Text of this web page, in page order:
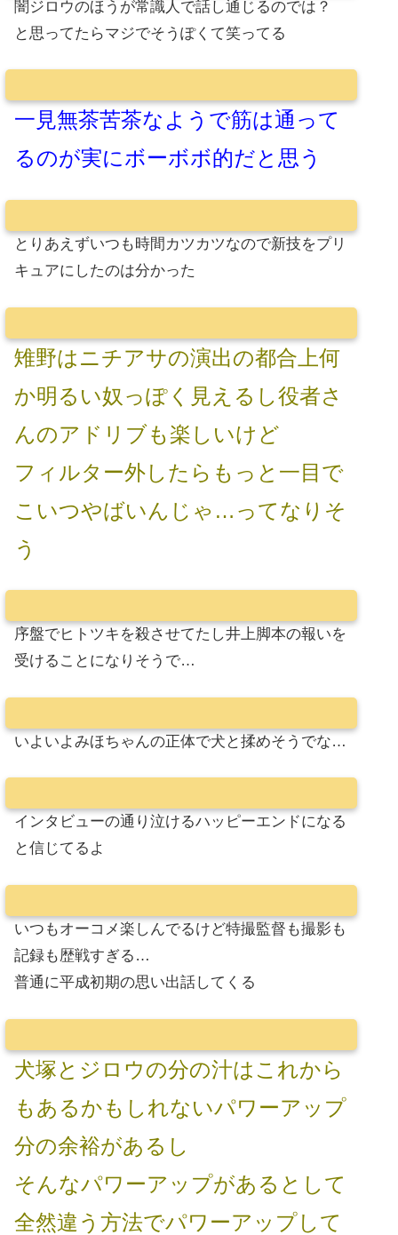
闇ジロウのほうが常識人で話し通じるのでは？
と思ってたらマジでそうぽくて笑ってる
一見無茶苦茶なようで筋は通って
るのが実にボーボボ的だと思う
とりあえずいつも時間カツカツなので新技をプリ
キュアにしたのは分かった
雉野はニチアサの演出の都合上何
か明るい奴っぽく見えるし役者さ
んのアドリブも楽しいけど
フィルター外したらもっと一目で
こいつやばいんじゃ…ってなりそ
う
序盤でヒトツキを殺させてたし井上脚本の報いを
受けることになりそうで…
いよいよみほちゃんの正体で犬と揉めそうでな…
インタビューの通り泣けるハッピーエンドになる
と信じてるよ
いつもオーコメ楽しんでるけど特撮監督も撮影も
記録も歴戦すぎる…
普通に平成初期の思い出話してくる
犬塚とジロウの分の汁はこれから
もあるかもしれないパワーアップ
分の余裕があるし
そんなパワーアップがあるとして
全然違う方法でパワーアップして